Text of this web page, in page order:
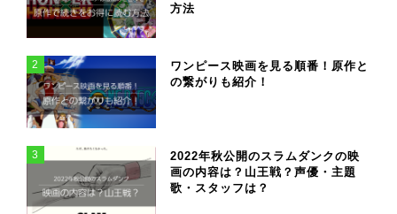
方法
2
ワンピース映画を見る順番！原作と
の繋がりも紹介！
3
2022年秋公開のスラムダンクの映
画の内容は？山王戦？声優・主題
歌・スタッフは？